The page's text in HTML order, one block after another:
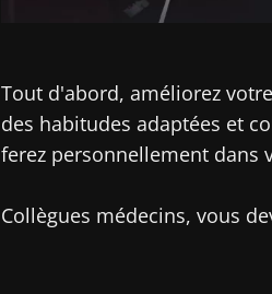
Tout d'abord, améliorez
des habitudes adaptées et
ferez personnellement dans
Collègues médecins, vous